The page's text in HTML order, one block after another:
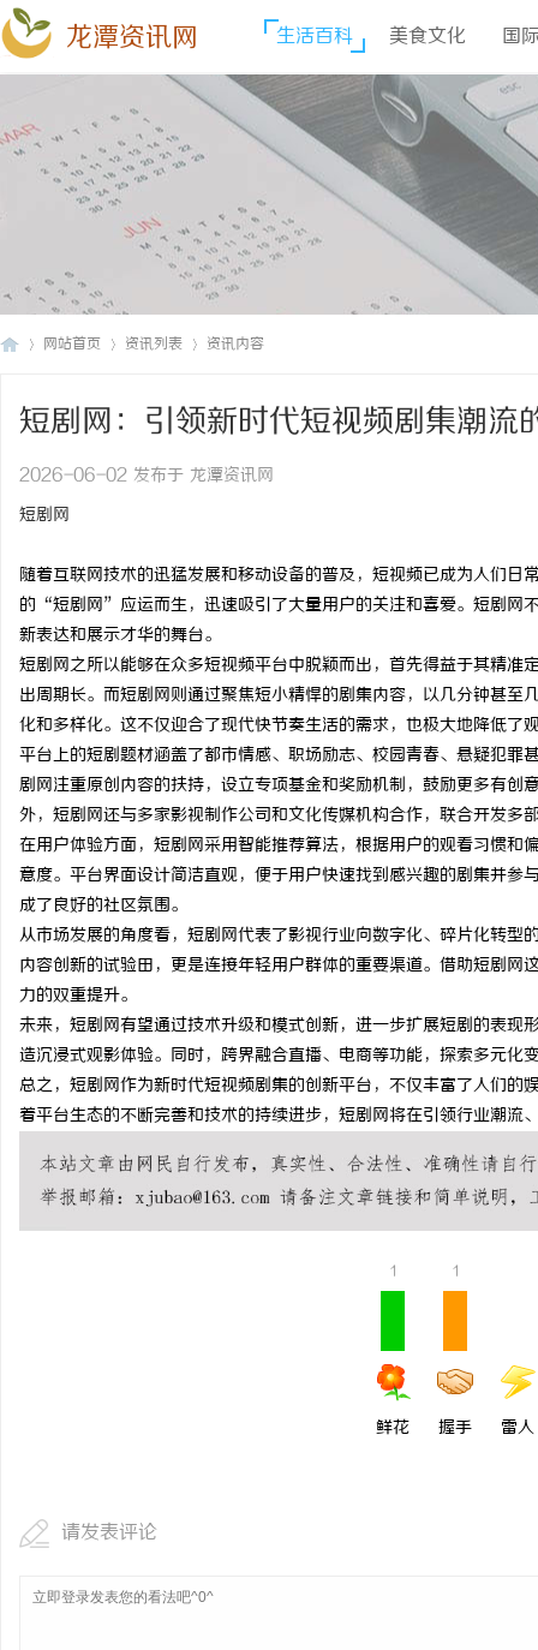
龙潭资讯网 生活百科 美食文化 国
网站首页 资讯列表 资讯内容
短剧网：引领新时代短视频剧集潮流
2026-06-02 发布于 龙潭资讯网
短剧网
随着互联网技术的迅猛发展和移动设备的普及，短视频已成为人们
的“短剧网”应运而生，迅速吸引了大量用户的关注和喜爱。短剧网
新表达和展示才华的舞台。
短剧网之所以能够在众多短视频平台中脱颖而出，首先得益于其精
出周期长。而短剧网则通过聚焦短小精悍的剧集内容，以几分钟甚
化和多样化。这不仅迎合了现代快节奏生活的需求，也极大地降低了
平台上的短剧题材涵盖了都市情感、职场励志、校园青春、悬疑犯
剧网注重原创内容的扶持，设立专项基金和奖励机制，鼓励更多有
外，短剧网还与多家影视制作公司和文化传媒机构合作，联合开发多
在用户体验方面，短剧网采用智能推荐算法，根据用户的观看习惯
意度。平台界面设计简洁直观，便于用户快速找到感兴趣的剧集并
成了良好的社区氛围。
从市场发展的角度看，短剧网代表了影视行业向数字化、碎片化转
内容创新的试验田，更是连接年轻用户群体的重要渠道。借助短剧
力的双重提升。
未来，短剧网有望通过技术升级和模式创新，进一步扩展短剧的表
造沉浸式观影体验。同时，跨界融合直播、电商等功能，探索多元化
总之，短剧网作为新时代短视频剧集的创新平台，不仅丰富了人们
着平台生态的不断完善和技术的持续进步，短剧网将在引领行业潮流
1
鲜花
1
握手 雷人
请发表评论
汉配眼镜 上海配眼镜 武汉配眼镜 上海配眼镜